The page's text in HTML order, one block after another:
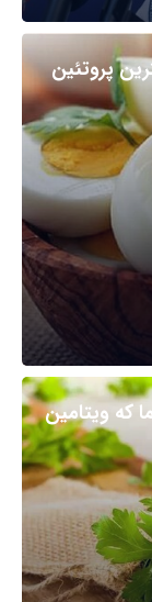
پروتئین
که ویتامین